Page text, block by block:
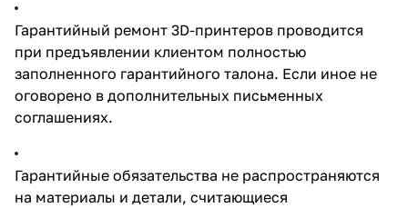
Гарантийный ремонт 3D-принтеров проводится
при предъявлении клиентом полностью
заполненного гарантийного талона. Если иное не
оговорено в дополнительных письменных
соглашениях.
Гарантийные обязательства не распространяются
на материалы и детали, считающиеся